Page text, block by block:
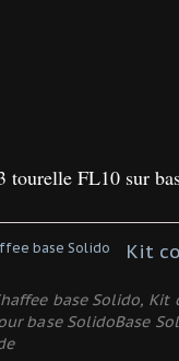
FL10 sur
base Solido, Kit
base SolidoBase